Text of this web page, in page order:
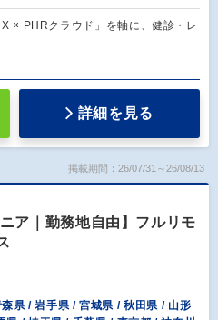
× PHRクラウド」を軸に、健診・レ
詳細を見る
掲載期間：26/07/31～26/08/13
ア｜勤務地自由】フルリモ
県 / 岩手県 / 宮城県 / 秋田県 / 山形